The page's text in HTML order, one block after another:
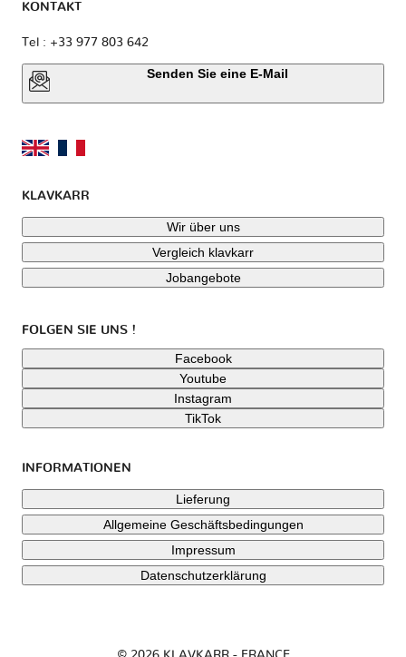
KONTAKT
Tel : +33 977 803 642
Senden Sie eine E-Mail
KLAVKARR
Wir über uns
Vergleich klavkarr
Jobangebote
FOLGEN SIE UNS !
Facebook
Youtube
Instagram
TikTok
INFORMATIONEN
Lieferung
Allgemeine Geschäftsbedingungen
Impressum
Datenschutzerklärung